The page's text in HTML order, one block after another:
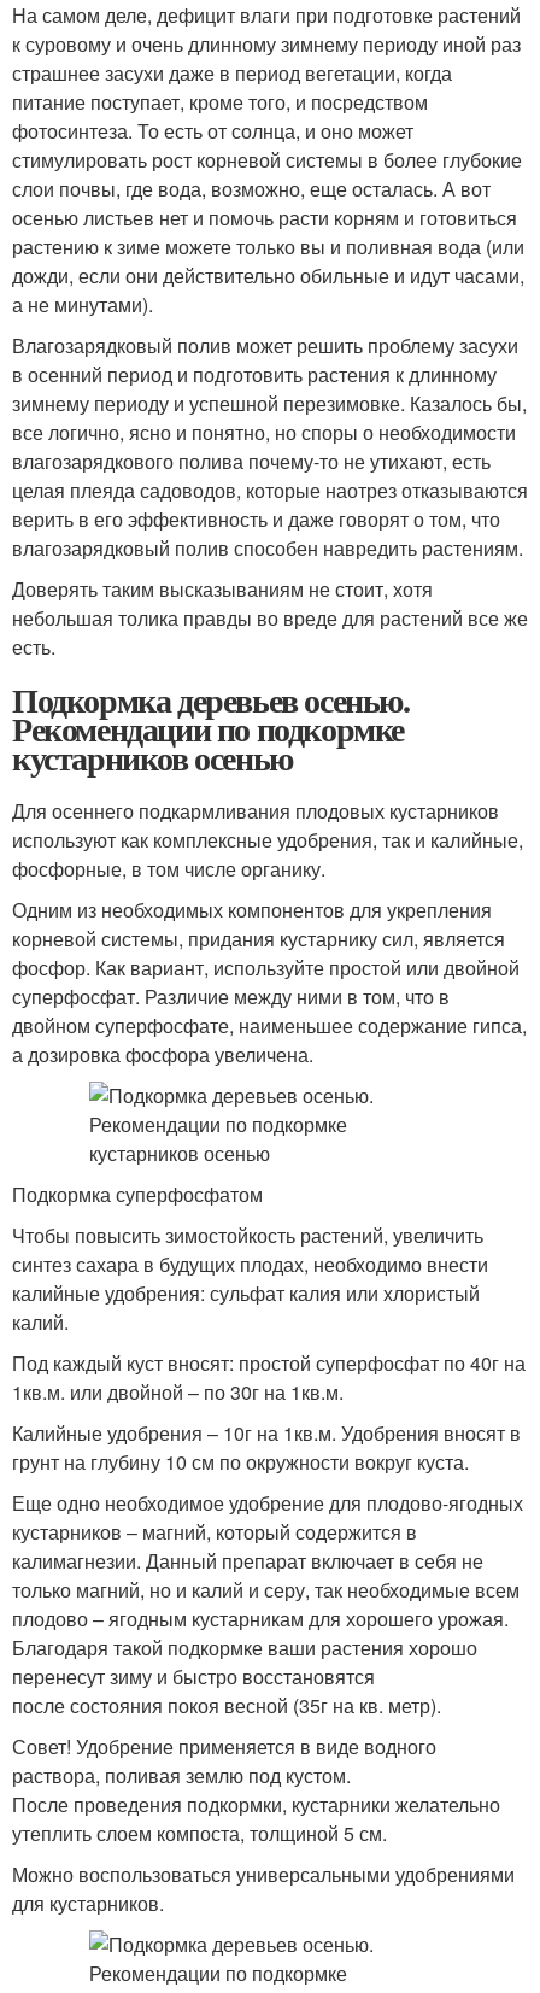
На самом деле, дефицит влаги при подготовке растений
к суровому и очень длинному зимнему периоду иной раз
страшнее засухи даже в период вегетации, когда
питание поступает, кроме того, и посредством
фотосинтеза. То есть от солнца, и оно может
стимулировать рост корневой системы в более глубокие
слои почвы, где вода, возможно, еще осталась. А вот
осенью листьев нет и помочь расти корням и готовиться
растению к зиме можете только вы и поливная вода (или
дожди, если они действительно обильные и идут часами,
а не минутами).
Влагозарядковый полив может решить проблему засухи
в осенний период и подготовить растения к длинному
зимнему периоду и успешной перезимовке. Казалось бы,
все логично, ясно и понятно, но споры о необходимости
влагозарядкового полива почему-то не утихают, есть
целая плеяда садоводов, которые наотрез отказываются
верить в его эффективность и даже говорят о том, что
влагозарядковый полив способен навредить растениям.
Доверять таким высказываниям не стоит, хотя
небольшая толика правды во вреде для растений все же
есть.
Подкормка деревьев осенью.
Рекомендации по подкормке
кустарников осенью
Для осеннего подкармливания плодовых кустарников
используют как комплексные удобрения, так и калийные,
фосфорные, в том числе органику.
Одним из необходимых компонентов для укрепления
корневой системы, придания кустарнику сил, является
фосфор. Как вариант, используйте простой или двойной
суперфосфат. Различие между ними в том, что в
двойном суперфосфате, наименьшее содержание гипса,
а дозировка фосфора увеличена.
Подкормка суперфосфатом
Чтобы повысить зимостойкость растений, увеличить
синтез сахара в будущих плодах, необходимо внести
калийные удобрения: сульфат калия или хлористый
калий.
Под каждый куст вносят: простой суперфосфат по 40г на
1кв.м. или двойной – по 30г на 1кв.м.
Калийные удобрения – 10г на 1кв.м. Удобрения вносят в
грунт на глубину 10 см по окружности вокруг куста.
Еще одно необходимое удобрение для плодово-ягодных
кустарников – магний, который содержится в
калимагнезии. Данный препарат включает в себя не
только магний, но и калий и серу, так необходимые всем
плодово – ягодным кустарникам для хорошего урожая.
Благодаря такой подкормке ваши растения хорошо
перенесут зиму и быстро восстановятся
после состояния покоя весной (35г на кв. метр).
Совет! Удобрение применяется в виде водного
раствора, поливая землю под кустом.
После проведения подкормки, кустарники желательно
утеплить слоем компоста, толщиной 5 см.
Можно воспользоваться универсальными удобрениями
для кустарников.